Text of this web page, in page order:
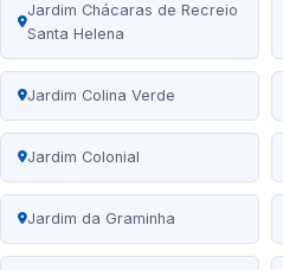
Jardim Chácaras de Recreio
Santa Helena
Jardim Colina Verde
Jardim Colonial
Jardim da Graminha